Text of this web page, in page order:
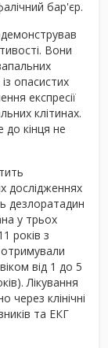
бар'єр.
Вони
опасистих
експресії
клітинах.
до кінця не
дослідженнях
дезлоратадин
у трьох
років з
отримували
від 1 до 5
Лікування
клінічні
та ЕКГ